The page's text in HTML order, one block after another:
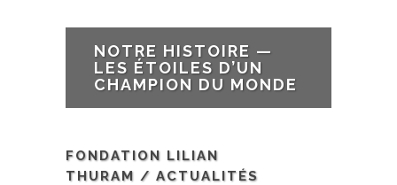
NOTRE HISTOIRE —
LES ÉTOILES D’UN
CHAMPION DU MONDE
FONDATION LILIAN
THURAM / ACTUALITÉS